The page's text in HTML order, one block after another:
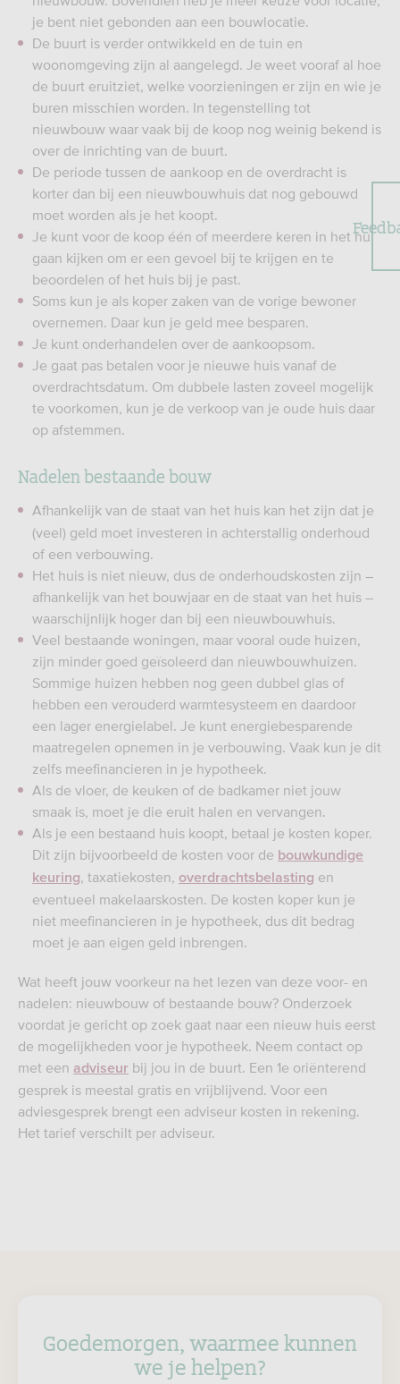
je bent niet gebonden aan een bouwlocatie.
De buurt is verder ontwikkeld en de tuin en
woonomgeving zijn al aangelegd. Je weet vooraf al hoe
de buurt eruitziet, welke voorzieningen er zijn en wie je
buren misschien worden. In tegenstelling tot
nieuwbouw waar vaak bij de koop nog weinig bekend is
over de inrichting van de buurt.
De periode tussen de aankoop en de overdracht is
korter dan bij een nieuwbouwhuis dat nog gebouwd
moet worden als je het koopt.
Je kunt voor de koop één of meerdere keren in het huis
gaan kijken om er een gevoel bij te krijgen en te
beoordelen of het huis bij je past.
Soms kun je als koper zaken van de vorige bewoner
overnemen. Daar kun je geld mee besparen.
Je kunt onderhandelen over de aankoopsom.
Je gaat pas betalen voor je nieuwe huis vanaf de
overdrachtsdatum. Om dubbele lasten zoveel mogelijk
te voorkomen, kun je de verkoop van je oude huis daar
op afstemmen.
Nadelen bestaande bouw
Afhankelijk van de staat van het huis kan het zijn dat je
(veel) geld moet investeren in achterstallig onderhoud
of een verbouwing.
Het huis is niet nieuw, dus de onderhoudskosten zijn –
afhankelijk van het bouwjaar en de staat van het huis –
waarschijnlijk hoger dan bij een nieuwbouwhuis.
Veel bestaande woningen, maar vooral oude huizen,
zijn minder goed geïsoleerd dan nieuwbouwhuizen.
Sommige huizen hebben nog geen dubbel glas of
hebben een verouderd warmtesysteem en daardoor
een lager energielabel. Je kunt energiebesparende
maatregelen opnemen in je verbouwing. Vaak kun je dit
zelfs meefinancieren in je hypotheek.
Als de vloer, de keuken of de badkamer niet jouw
smaak is, moet je die eruit halen en vervangen.
Als je een bestaand huis koopt, betaal je kosten koper.
Dit zijn bijvoorbeeld de kosten voor de bouwkundige
keuring, taxatiekosten, overdrachtsbelasting en
eventueel makelaarskosten. De kosten koper kun je
niet meefinancieren in je hypotheek, dus dit bedrag
moet je aan eigen geld inbrengen.
Wat heeft jouw voorkeur na het lezen van deze voor- en
nadelen: nieuwbouw of bestaande bouw? Onderzoek
voordat je gericht op zoek gaat naar een nieuw huis eerst
de mogelijkheden voor je hypotheek. Neem contact op
met een adviseur bij jou in de buurt. Een 1e oriënterend
gesprek is meestal gratis en vrijblijvend. Voor een
adviesgesprek brengt een adviseur kosten in rekening.
Het tarief verschilt per adviseur.
Goedemorgen, waarmee kunnen
we je helpen?